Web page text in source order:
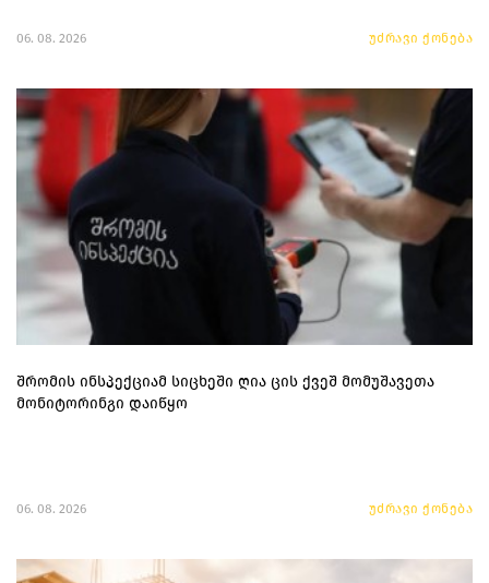
06. 08. 2026 უძრავი ქონება
შრომის ინსპექციამ სიცხეში ღია ცის ქვეშ მომუშავეთა
მონიტორინგი დაიწყო
06. 08. 2026 უძრავი ქონება